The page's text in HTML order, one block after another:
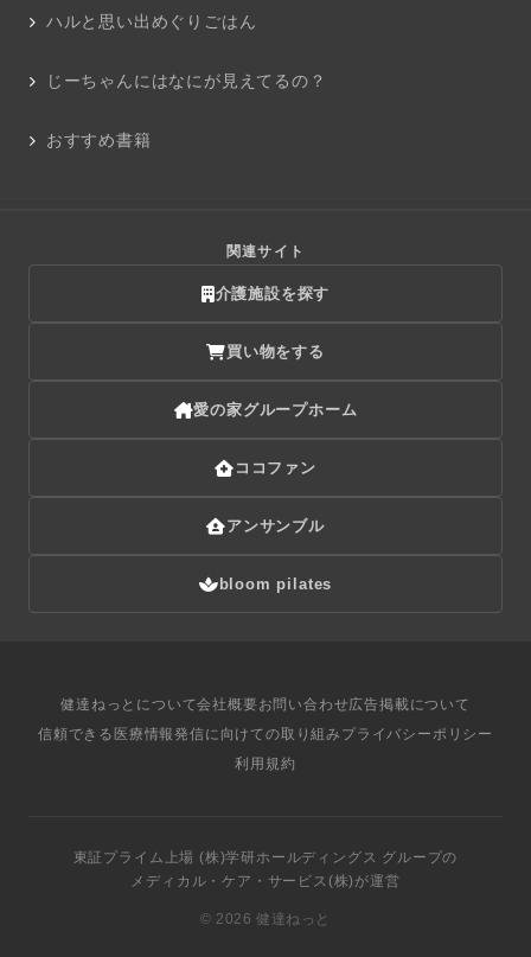
ハルと思い出めぐりごはん
じーちゃんにはなにが見えてるの？
おすすめ書籍
関連サイト
介護施設を探す
買い物をする
愛の家グループホーム
ココファン
アンサンブル
bloom pilates
健達ねっとについて会社概要 お問い合わせ広告掲載について
信頼できる医療情報発信に向けての取り組み プライバシーポリシー
利用規約
東証プライム上場 (株)学研ホールディングス グループの
メディカル・ケア・サービス(株) が運営
© 2026 健達ねっと